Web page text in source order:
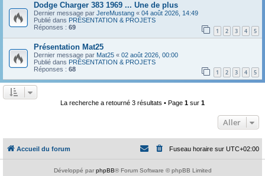
Dodge Charger 383 1969 ... Une de plus
Dernier message par JereMustang « 04 août 2026, 14:49
Publié dans PRÉSENTATION & PROJETS
Réponses : 69 1 2 3 4 5
Présentation Mat25
Dernier message par Mat25 « 02 août 2026, 00:00
Publié dans PRÉSENTATION & PROJETS
Réponses : 68 1 2 3 4 5
La recherche a retourné 3 résultats • Page 1 sur 1
Aller
Accueil du forum Fuseau horaire sur UTC+02:00
Développé par phpBB® Forum Software © phpBB Limited